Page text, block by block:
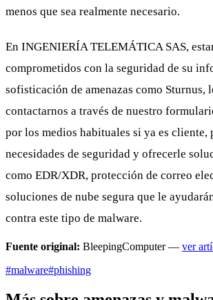
menos que sea realmente necesario.
En INGENIERÍA TELEMÁTICA SAS,
comprometidos con la seguridad de su
sofisticación de amenazas como Sturnus,
contactarnos a través de nuestro
por los medios habituales si ya es cliente,
necesidades de seguridad y ofrecerle
como EDR/XDR, protección de correo
soluciones de nube segura que le
contra este tipo de malware.
Fuente original: BleepingComputer — ver
#malware#phishing